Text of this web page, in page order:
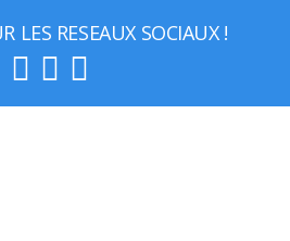
LES RESEAUX SOCIAUX !